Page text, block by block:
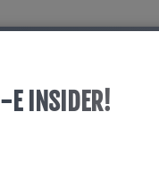
E INSIDER!